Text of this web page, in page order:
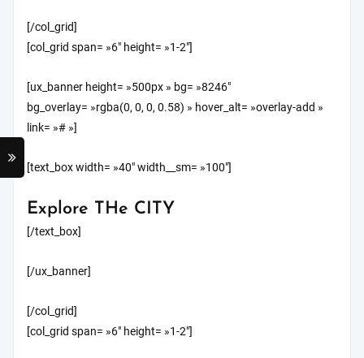
[/col_grid]
[col_grid span= »6″ height= »1-2″]
[ux_banner height= »500px » bg= »8246″
bg_overlay= »rgba(0, 0, 0, 0.58) » hover_alt= »overlay-add »
link= »# »]
[text_box width= »40″ width__sm= »100″]
Explore THe CITY
[/text_box]
[/ux_banner]
[/col_grid]
[col_grid span= »6″ height= »1-2″]